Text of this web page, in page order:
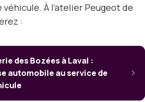
À l’atelier Peugeot de
:
des Bozées à Laval :
automobile au service de